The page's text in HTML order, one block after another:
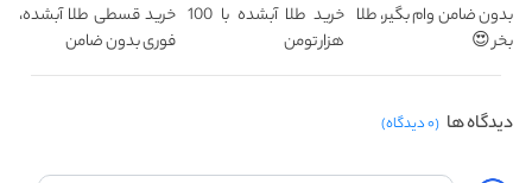
بدون ضامن وام بگیر، طلا
بخر 😍
خرید طلا آبشده با 100
هزار تومن
خرید قسطی طلا آبشده،
فوری بدون ضامن
دیدگاه ها (۰ دیدگاه)